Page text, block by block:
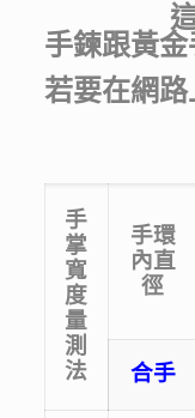
這樣才
手鍊跟黃
若要在網
手
掌
寬
度
量
測
法
手環
內直
徑
合手